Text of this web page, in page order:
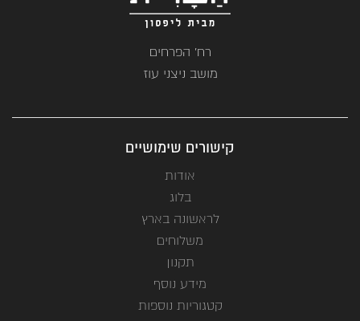
רח' הפרחים
מושב ניצני עוז
קישורים שימושיים
אודות
בלוג
לראשונה בארץ
משלוחים
תקנון
מידע נוסף
קטגוריות נוספות